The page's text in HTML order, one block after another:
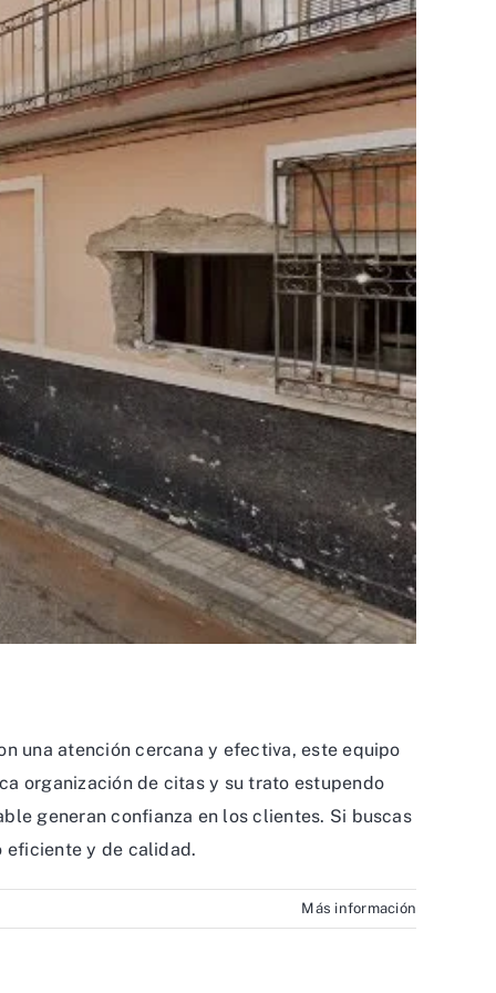
una atención cercana y efectiva, este equipo
organización de citas y su trato estupendo
generan confianza en los clientes. Si buscas
eficiente y de calidad.
Más información